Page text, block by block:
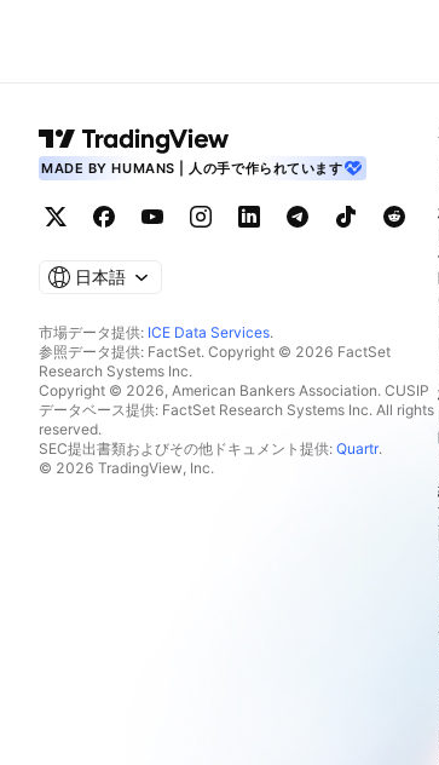
MADE BY HUMANS | 人の手で作られています
日本語
市場データ提供: ICE Data Services.
参照データ提供: FactSet. Copyright © 2026 FactSet
Research Systems Inc.
Copyright © 2026, American Bankers Association. CUSIP
データベース提供: FactSet Research Systems Inc. All rights
reserved.
SEC提出書類およびその他ドキュメント提供: Quartr.
© 2026 TradingView, Inc.